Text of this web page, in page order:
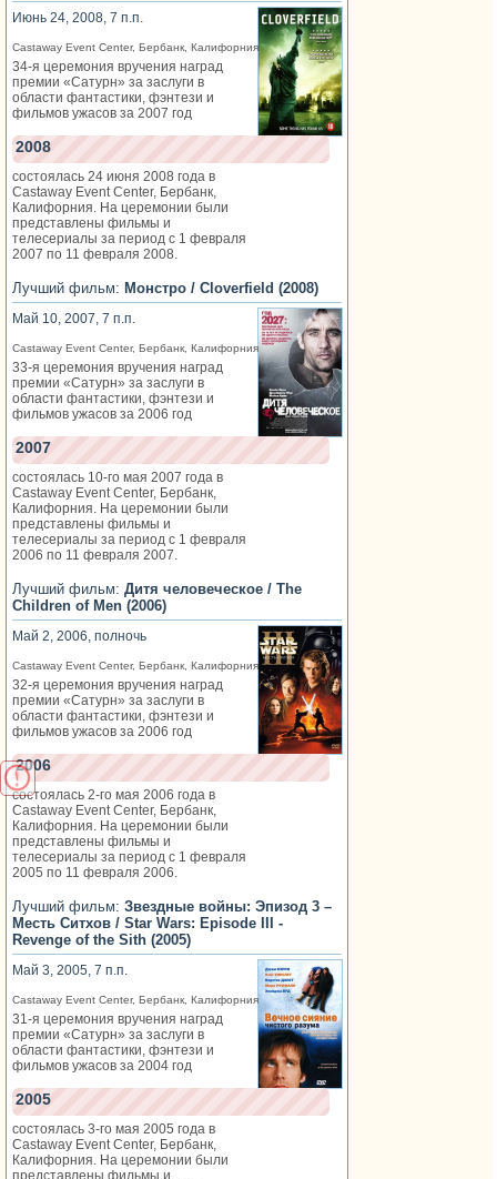
2008
Июнь 24, 2008, 7 п.п.
Castaway Event Center, Бербанк, Калифорния
34-я церемония вручения наград
премии «Сатурн» за заслуги в
области фантастики, фэнтези и
фильмов ужасов за 2007 год
состоялась 24 июня 2008 года в
Castaway Event Center, Бербанк,
Калифорния. На церемонии были
представлены фильмы и
телесериалы за период с 1 февраля
2007 по 11 февраля 2008.
Лучший фильм: Монстро / Cloverfield (2008)
2007
Май 10, 2007, 7 п.п.
Castaway Event Center, Бербанк, Калифорния
33-я церемония вручения наград
премии «Сатурн» за заслуги в
области фантастики, фэнтези и
фильмов ужасов за 2006 год
состоялась 10-го мая 2007 года в
Castaway Event Center, Бербанк,
Калифорния. На церемонии были
представлены фильмы и
телесериалы за период с 1 февраля
2006 по 11 февраля 2007.
Лучший фильм: Дитя человеческое / The
Children of Men (2006)
2006
Май 2, 2006, полночь
Castaway Event Center, Бербанк, Калифорния
32-я церемония вручения наград
премии «Сатурн» за заслуги в
области фантастики, фэнтези и
фильмов ужасов за 2006 год
состоялась 2-го мая 2006 года в
Castaway Event Center, Бербанк,
Калифорния. На церемонии были
представлены фильмы и
телесериалы за период с 1 февраля
2005 по 11 февраля 2006.
Лучший фильм: Звездные войны: Эпизод 3 –
Месть Ситхов / Star Wars: Episode III -
Revenge of the Sith (2005)
2005
Май 3, 2005, 7 п.п.
Castaway Event Center, Бербанк, Калифорния
31-я церемония вручения наград
премии «Сатурн» за заслуги в
области фантастики, фэнтези и
фильмов ужасов за 2004 год
состоялась 3-го мая 2005 года в
Castaway Event Center, Бербанк,
Калифорния. На церемонии были